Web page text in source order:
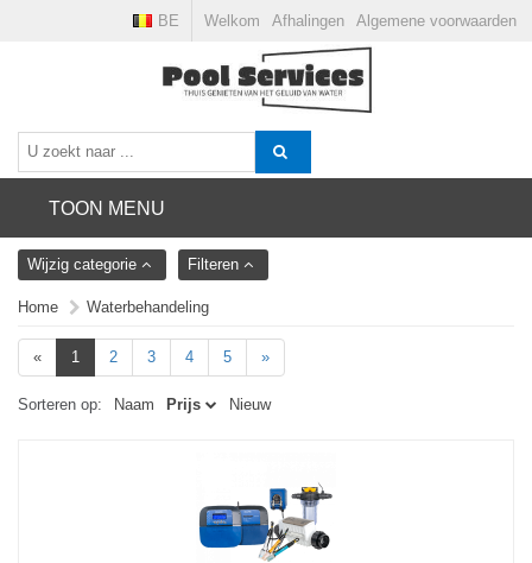
Welkom Afhalingen Algemene voorwaarden
BE
TOON MENU
Wijzig categorie Filteren
Home Waterbehandeling
« 1 2 3 4 5 »
Sorteren op: Naam Prijs Nieuw